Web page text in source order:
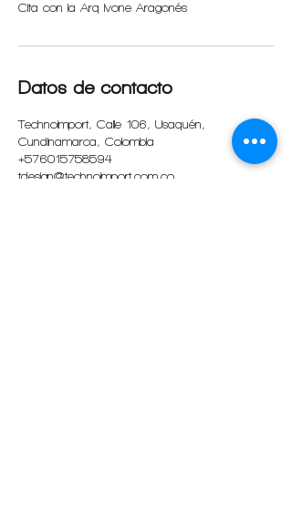
Cita con la Arq Ivone Aragonés
Datos de contacto
Technoimport, Calle 106, Usaquén,
Cundinamarca, Colombia
+576015758594
tdesign@technoimport.com.co